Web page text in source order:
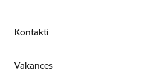
Kontakti
Vakances